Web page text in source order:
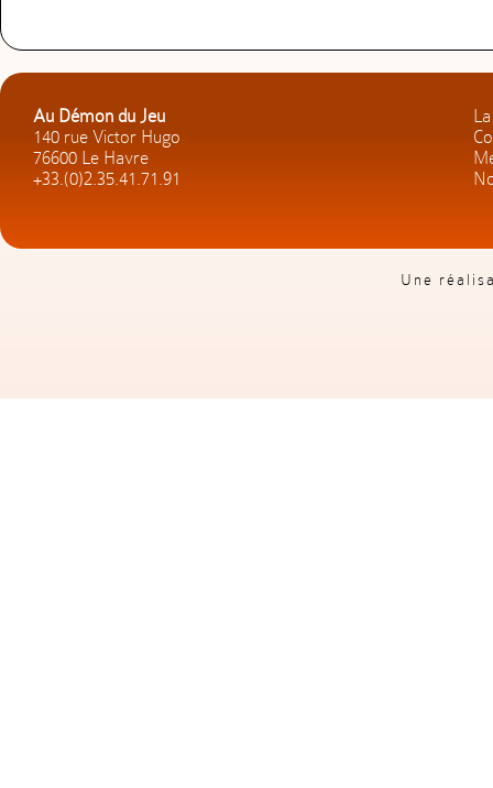
Au Démon du Jeu
140 rue Victor Hugo
76600 Le Havre
+33.(0)2.35.41.71.91
Une